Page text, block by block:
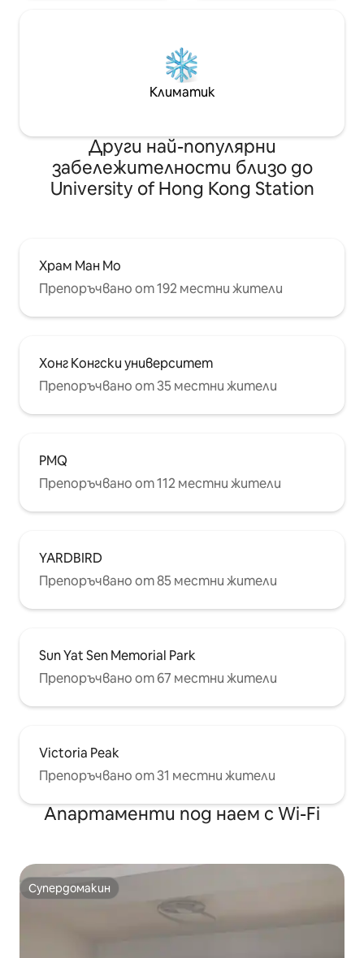
на добра храна, говорейки за живота.
Климатик
Други най-популярни
забележителности близо до
University of Hong Kong Station
Храм Ман Мо
Препоръчвано от 192 местни жители
Хонг Конгски университет
Препоръчвано от 35 местни жители
PMQ
Препоръчвано от 112 местни жители
YARDBIRD
Препоръчвано от 85 местни жители
Sun Yat Sen Memorial Park
Препоръчвано от 67 местни жители
Victoria Peak
Препоръчвано от 31 местни жители
Апартаменти под наем с Wi-Fi
Супердомакин
Супердомакин